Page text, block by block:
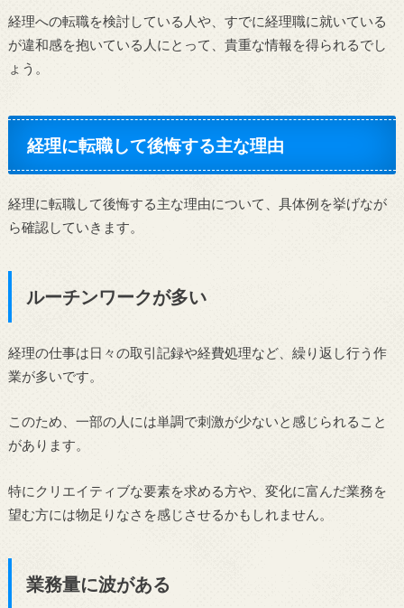
経理への転職を検討している人や、すでに経理職に就いている
が違和感を抱いている人にとって、貴重な情報を得られるでし
ょう。
経理に転職して後悔する主な理由
経理に転職して後悔する主な理由について、具体例を挙げなが
ら確認していきます。
ルーチンワークが多い
経理の仕事は日々の取引記録や経費処理など、繰り返し行う作
業が多いです。
このため、一部の人には単調で刺激が少ないと感じられること
があります。
特にクリエイティブな要素を求める方や、変化に富んだ業務を
望む方には物足りなさを感じさせるかもしれません。
業務量に波がある